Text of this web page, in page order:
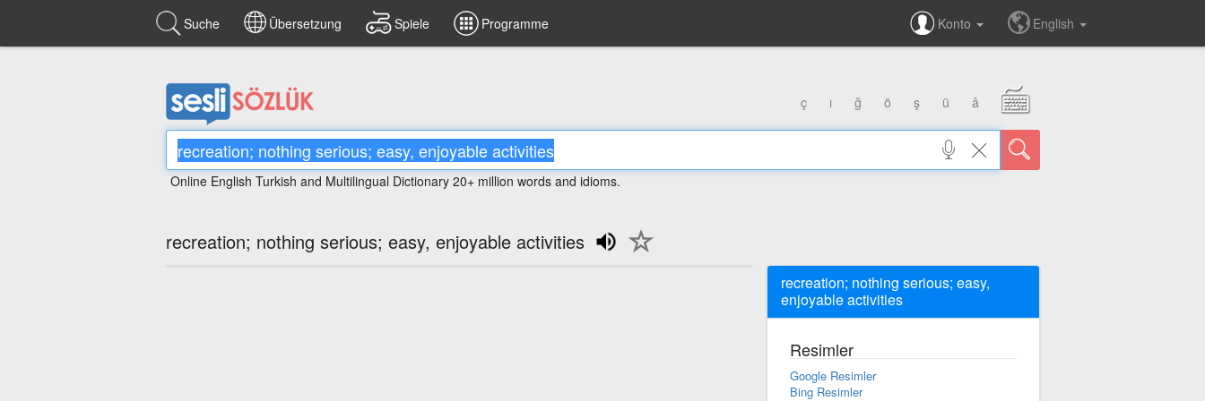
Suche Übersetzung Spiele Programme Konto English
ç ı ğ ö ş ü â
Online English Turkish and Multilingual Dictionary 20+ million words and idioms.
recreation; nothing serious; easy, enjoyable activities
recreation; nothing serious; easy,
enjoyable activities
Resimler
Google Resimler
Bing Resimler